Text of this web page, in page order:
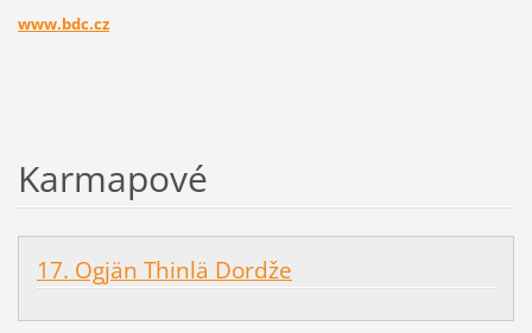
www.bdc.cz
Karmapové
17. Ogjän Thinlä Dordže